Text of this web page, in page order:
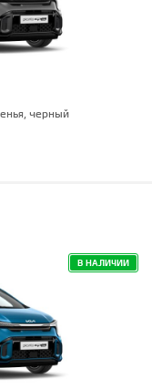
черный
В НАЛИЧИИ